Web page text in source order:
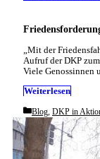
„Mit der
Aufruf der DKP
Viele Genossinnen
Weiterlesen
Categories
Blog DKP in